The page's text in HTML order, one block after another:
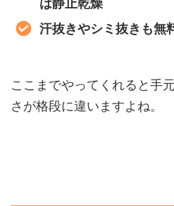
汗抜きやシミ抜きも無
ここまでやってくれると手
さが格段に違いますよね。